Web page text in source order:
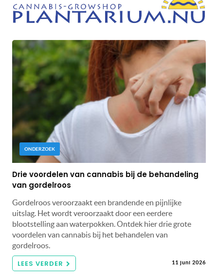
ONDERZOEK
Drie voordelen van cannabis bij de behandeling
van gordelroos
Gordelroos veroorzaakt een brandende en pijnlijke
uitslag. Het wordt veroorzaakt door een eerdere
blootstelling aan waterpokken. Ontdek hier drie grote
voordelen van cannabis bij het behandelen van
gordelroos.
LEES VERDER 11 juni 2026